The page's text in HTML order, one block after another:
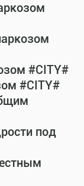
#CITY#
#CITY#
под